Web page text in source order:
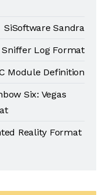
SiSoftware Sandra
Sniffer Log Format
Module Definition
Six: Vegas
Reality Format